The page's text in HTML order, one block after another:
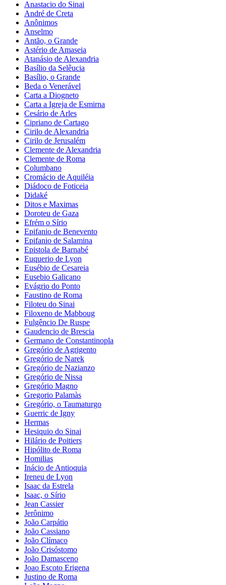
Anastacio do Sinai
André de Creta
Anônimos
Anselmo
Antão, o Grande
Astério de Amaseia
Atanásio de Alexandria
Basílio da Selêucia
Basílio, o Grande
Beda o Venerável
Carta a Diogneto
Carta a Igreja de Esmirna
Cesário de Arles
Cipriano de Cartago
Cirilo de Alexandria
Cirilo de Jerusalém
Clemente de Alexandria
Clemente de Roma
Columbano
Cromácio de Aquiléia
Diádoco de Foticeia
Didaké
Ditos e Maximas
Doroteu de Gaza
Efrém o Sírio
Epifanio de Benevento
Epifanio de Salamina
Epistola de Barnabé
Euquerio de Lyon
Eusébio de Cesareia
Eusebio Galicano
Evágrio do Ponto
Faustino de Roma
Filoteu do Sinai
Filoxeno de Mabboug
Fulgêncio De Ruspe
Gaudencio de Brescia
Germano de Constantinopla
Gregório de Agrigento
Gregório de Narek
Gregório de Nazianzo
Gregório de Nissa
Gregório Magno
Gregorio Palamàs
Gregório, o Taumaturgo
Guerric de Igny
Hermas
Hesiquio do Sinai
Hilário de Poitiers
Hipólito de Roma
Homilias
Inácio de Antioquia
Ireneu de Lyon
Isaac da Estrela
Isaac, o Sírio
Jean Cassier
Jerônimo
João Carpátio
João Cassiano
João Clímaco
João Crisóstomo
João Damasceno
Joao Escoto Erigena
Justino de Roma